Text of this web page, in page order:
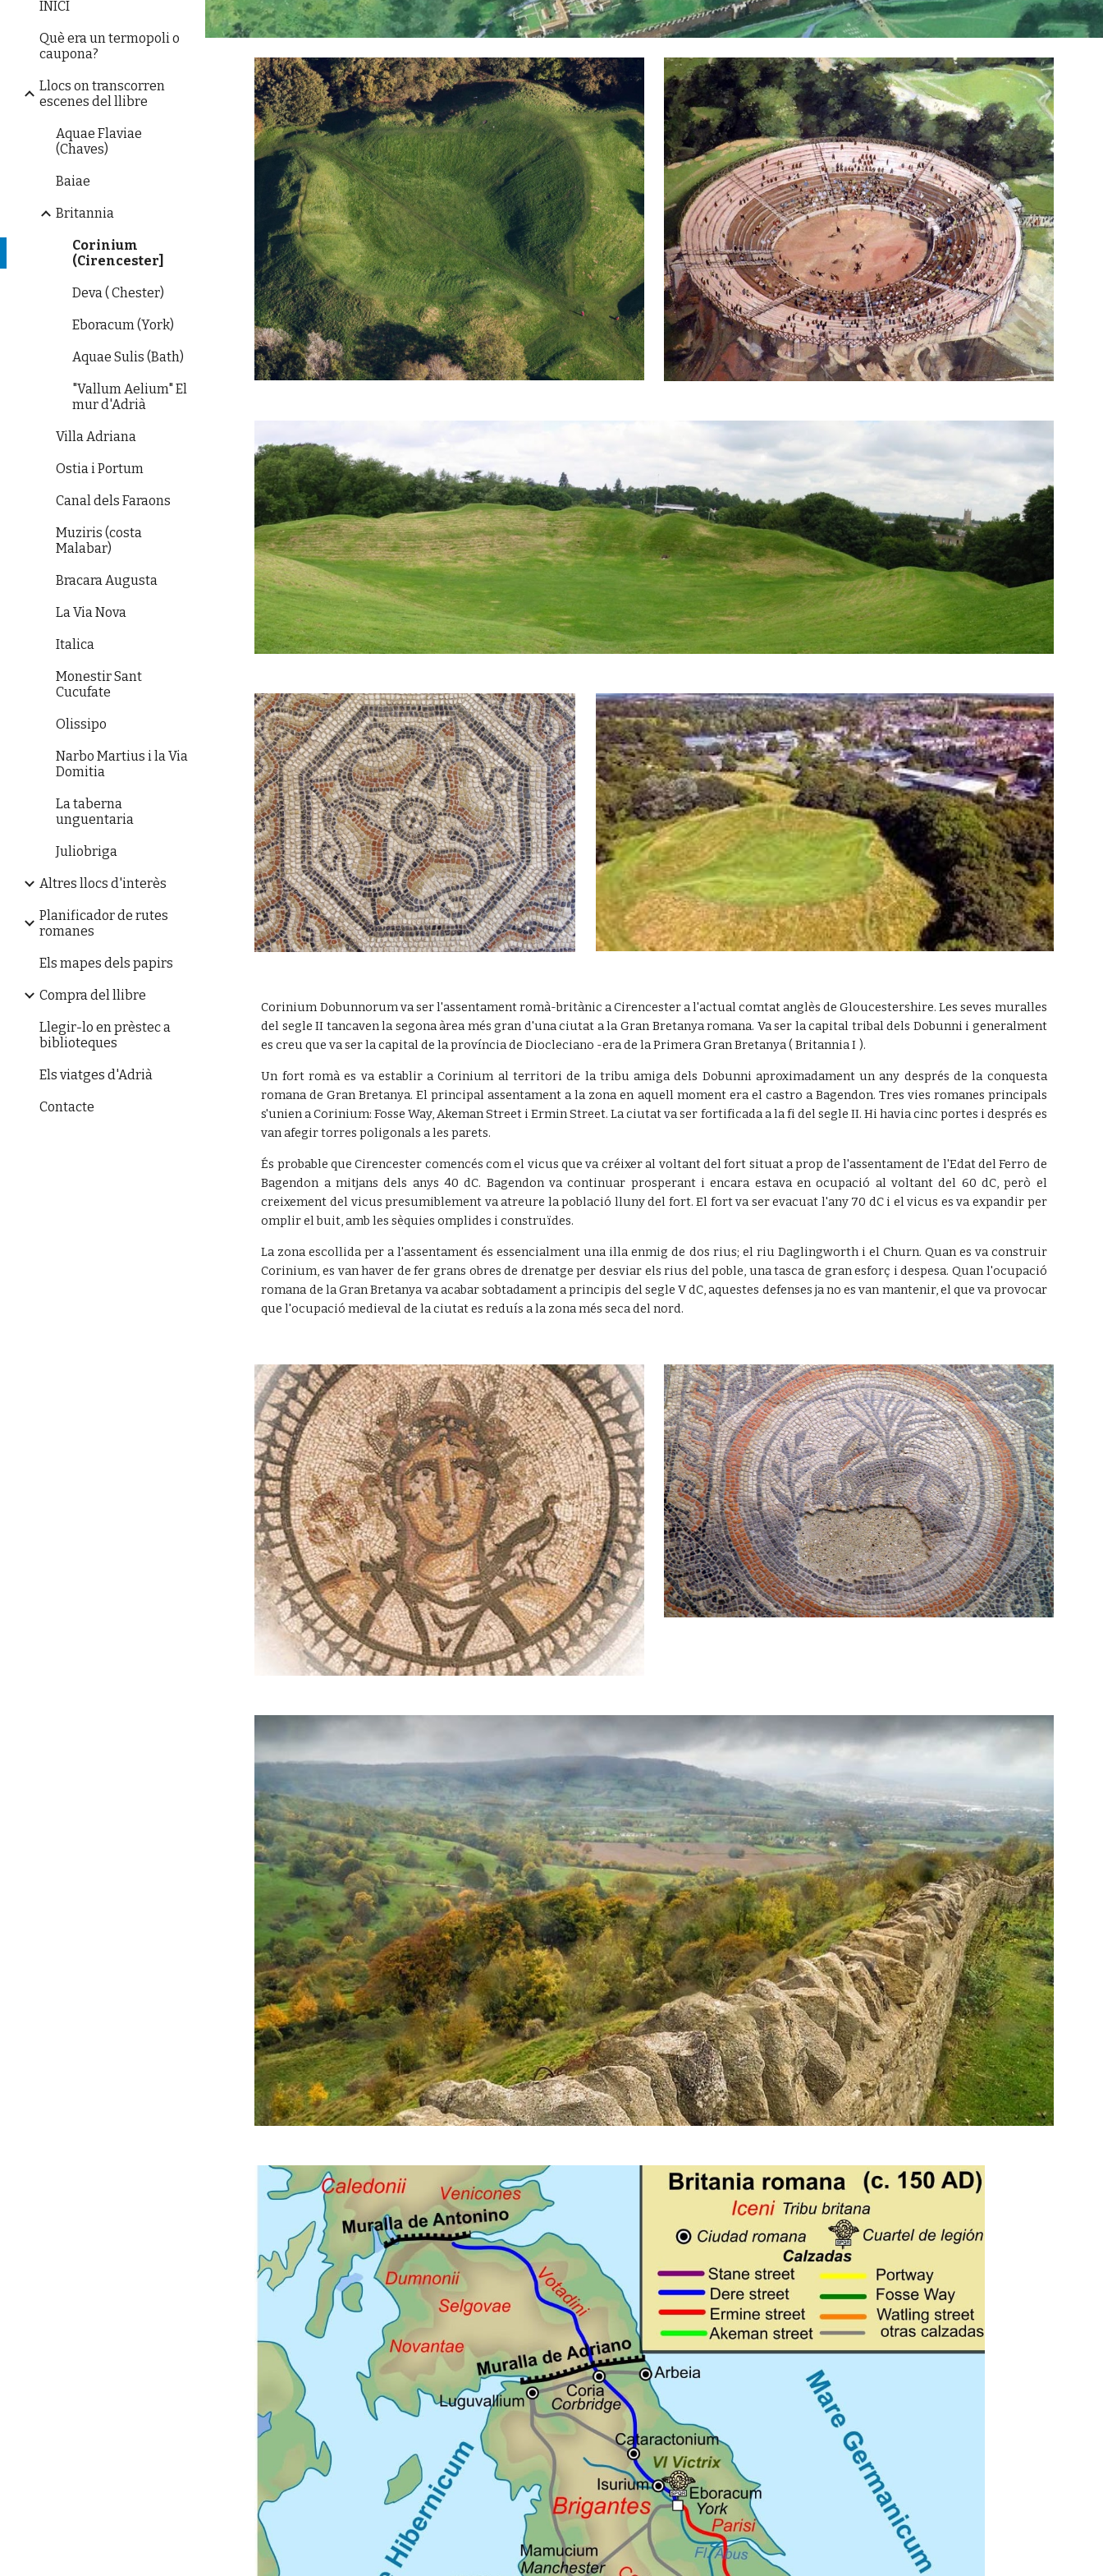
INICI
Què era un termopoli o
caupona?
Llocs on transcorren
escenes del llibre
Aquae Flaviae
(Chaves)
Baiae
Britannia
Corinium
(Cirencester]
Deva ( Chester)
Eboracum (York)
Aquae Sulis (Bath)
"Vallum Aelium" El
mur d'Adrià
Villa Adriana
Ostia i Portum
Canal dels Faraons
Muziris (costa
Malabar)
Bracara Augusta
La Via Nova
Italica
Monestir Sant
Cucufate
Olissipo
Narbo Martius i la Via
Domitia
La taberna
unguentaria
Juliobriga
Altres llocs d'interès
Planificador de rutes
romanes
Els mapes dels papirs
Compra del llibre
Llegir-lo en prèstec a
biblioteques
Els viatges d'Adrià
Contacte
Corinium Dobunnorum va ser l'assentament romà-britànic a Cirencester a l'actual comtat anglès de Gloucestershire. Les seves muralles
del segle II tancaven la segona àrea més gran d'una ciutat a la Gran Bretanya romana. Va ser la capital tribal dels Dobunni i generalment
es creu que va ser la capital de la província de Diocleciano -era de la Primera Gran Bretanya ( Britannia I ).
Un fort romà es va establir a Corinium al territori de la tribu amiga dels Dobunni aproximadament un any després de la conquesta
romana de Gran Bretanya. El principal assentament a la zona en aquell moment era el castro a Bagendon. Tres vies romanes principals
s'unien a Corinium: Fosse Way, Akeman Street i Ermin Street. La ciutat va ser fortificada a la fi del segle II. Hi havia cinc portes i després es
van afegir torres poligonals a les parets.
És probable que Cirencester comencés com el vicus que va créixer al voltant del fort situat a prop de l'assentament de l'Edat del Ferro de
Bagendon a mitjans dels anys 40 dC. Bagendon va continuar prosperant i encara estava en ocupació al voltant del 60 dC, però el
creixement del vicus presumiblement va atreure la població lluny del fort. El fort va ser evacuat l'any 70 dC i el vicus es va expandir per
omplir el buit, amb les sèquies omplides i construïdes.
La zona escollida per a l'assentament és essencialment una illa enmig de dos rius; el riu Daglingworth i el Churn. Quan es va construir
Corinium, es van haver de fer grans obres de drenatge per desviar els rius del poble, una tasca de gran esforç i despesa. Quan l'ocupació
romana de la Gran Bretanya va acabar sobtadament a principis del segle V dC, aquestes defenses ja no es van mantenir, el que va provocar
que l'ocupació medieval de la ciutat es reduís a la zona més seca del nord.